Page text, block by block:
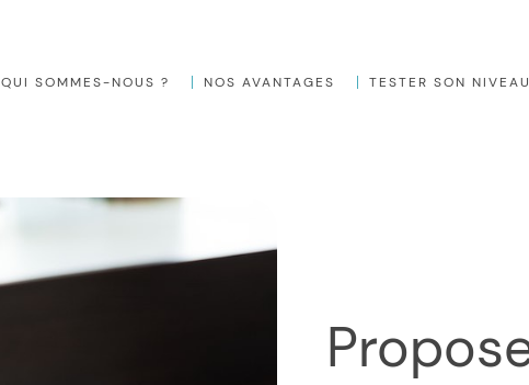
QUI SOMMES-NOUS ? NOS AVANTAGES TESTER SON NIVEAU
Proposez-vous des